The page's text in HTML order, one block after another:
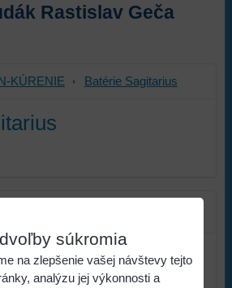
Rastislav Geča
KÚRENIE Batérie Sagitarius
fulltextom
súkromia
na zlepšenie vašej návštevy tejto
analýzu jej výkonnosti a